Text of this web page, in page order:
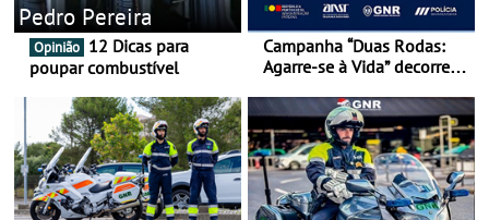
Pedro Pereira
Opinião
poupar combustível
Campanha “Duas Rodas:
Agarre-se à Vida” decorre